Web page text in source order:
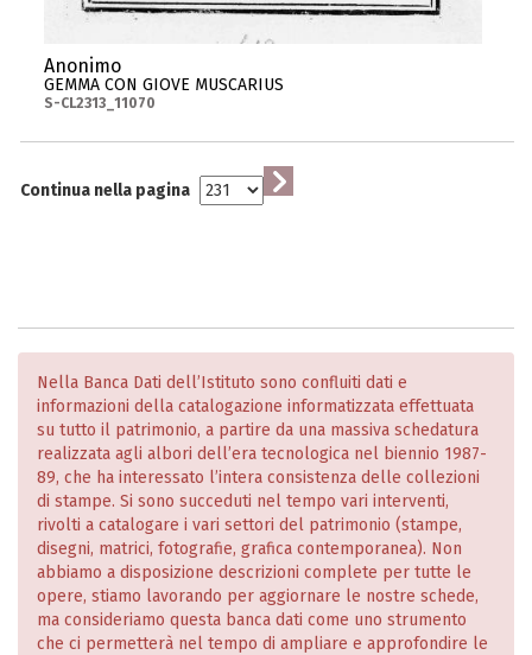
Anonimo
GEMMA CON GIOVE MUSCARIUS
S-CL2313_11070
Continua nella pagina
Nella Banca Dati dell’Istituto sono confluiti dati e
informazioni della catalogazione informatizzata effettuata
su tutto il patrimonio, a partire da una massiva schedatura
realizzata agli albori dell’era tecnologica nel biennio 1987-
89, che ha interessato l’intera consistenza delle collezioni
di stampe. Si sono succeduti nel tempo vari interventi,
rivolti a catalogare i vari settori del patrimonio (stampe,
disegni, matrici, fotografie, grafica contemporanea). Non
abbiamo a disposizione descrizioni complete per tutte le
opere, stiamo lavorando per aggiornare le nostre schede,
ma consideriamo questa banca dati come uno strumento
che ci permetterà nel tempo di ampliare e approfondire le